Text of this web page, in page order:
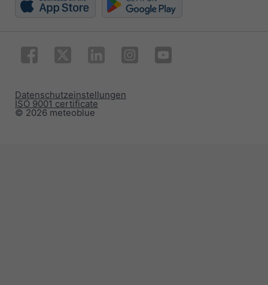
© 2026 meteoblue
ISO 9001 certificate
Datenschutzeinstellungen